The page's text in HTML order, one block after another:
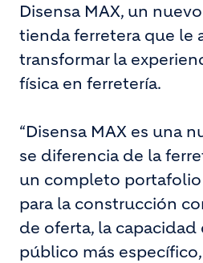
Disensa MAX, un
tienda ferretera que le
transformar la
física en ferretería.
“Disensa MAX es una
se diferencia de la
un completo
para la construcción
de oferta, la capacidad
público más